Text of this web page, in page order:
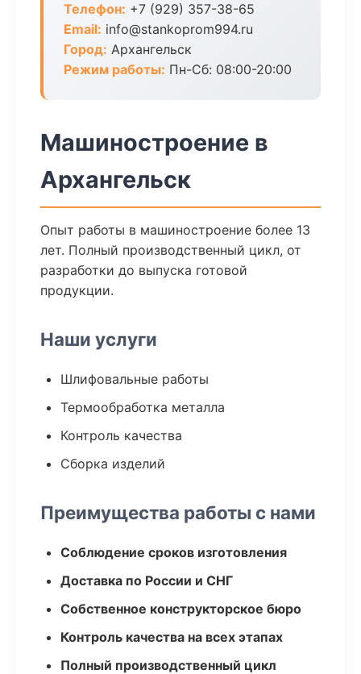
Телефон: +7 (929) 357-38-65
Email: info@stankoprom994.ru
Город: Архангельск
Режим работы: Пн-Сб: 08:00-20:00
Машиностроение в
Архангельск
Опыт работы в машиностроение более 13
лет. Полный производственный цикл, от
разработки до выпуска готовой
продукции.
Наши услуги
Шлифовальные работы
Термообработка металла
Контроль качества
Сборка изделий
Преимущества работы с нами
Соблюдение сроков изготовления
Доставка по России и СНГ
Собственное конструкторское бюро
Контроль качества на всех этапах
Полный производственный цикл